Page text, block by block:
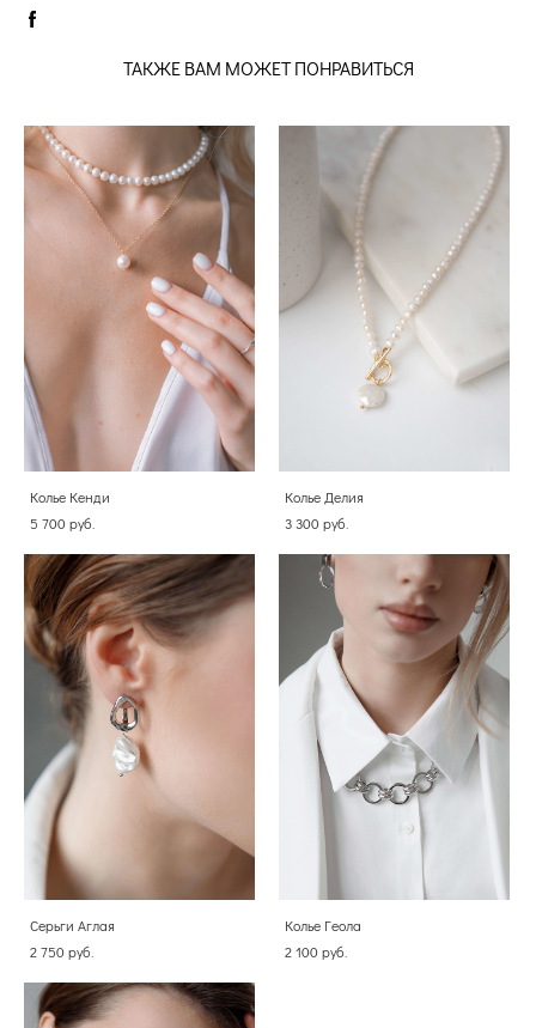
ТАКЖЕ ВАМ МОЖЕТ ПОНРАВИТЬСЯ
Колье Кенди
5 700 pуб.
Колье Делия
3 300 pуб.
Серьги Аглая
2 750 pуб.
Колье Геола
2 100 pуб.